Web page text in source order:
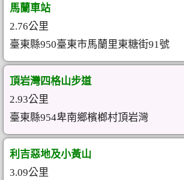
馬蘭車站
2.76公里
臺東縣950臺東市馬蘭里東糖街91號
頂岩灣四格山步道
2.93公里
臺東縣954卑南鄉檳榔村頂岩灣
利吉惡地及小黃山
3.09公里